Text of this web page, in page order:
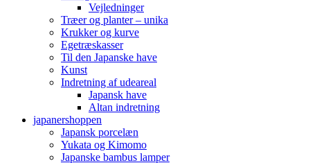
Vejledninger
Træer og planter – unika
Krukker og kurve
Egetræskasser
Til den Japanske have
Kunst
Indretning af udeareal
Japansk have
Altan indretning
japanershoppen
Japansk porcelæn
Yukata og Kimomo
Japanske bambus lamper